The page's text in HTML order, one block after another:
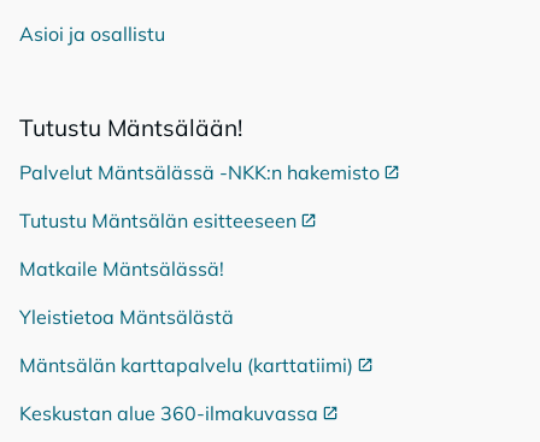
Asioi ja osallistu
Tu­tus­tu Mänt­sä­lään!
Palvelut Mäntsälässä -NKK:n hakemisto Ulkoinen linkki
Tutustu Mäntsälän esitteeseen Ulkoinen linkki
Matkaile Mäntsälässä!
Yleistietoa Mäntsälästä
Mäntsälän karttapalvelu (karttatiimi) Ulkoinen linkki
Keskustan alue 360-ilmakuvassa Ulkoinen linkki